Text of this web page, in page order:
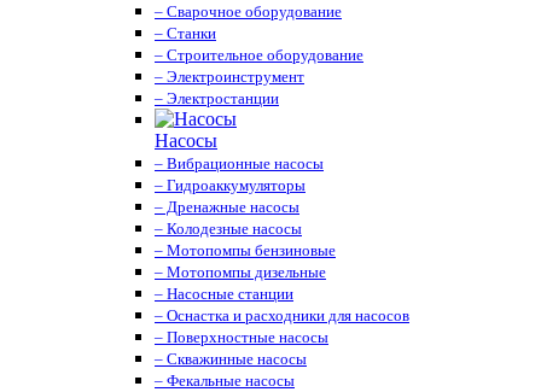
– Сварочное оборудование
– Станки
– Строительное оборудование
– Электроинструмент
– Электростанции
Насосы
– Вибрационные насосы
– Гидроаккумуляторы
– Дренажные насосы
– Колодезные насосы
– Мотопомпы бензиновые
– Мотопомпы дизельные
– Насосные станции
– Оснастка и расходники для насосов
– Поверхностные насосы
– Скважинные насосы
– Фекальные насосы